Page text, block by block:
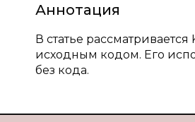
Аннотация
В статье
исходным кодом. Его
без кода.